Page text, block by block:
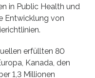
in Public Health und
Entwicklung von
erfüllten 80
Kanada, den
1,3 Millionen